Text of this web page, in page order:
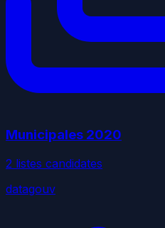
Municipales 2020
2 listes candidates
datagouv